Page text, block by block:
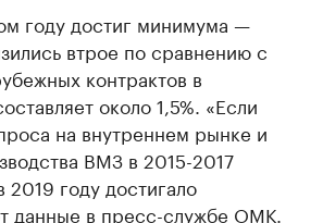
году достиг минимума —
втрое по сравнению с
контрактов в
около 1,5%. «Если
на внутреннем рынке и
ВМЗ в 2015-2017
году достигало
данные в пресс-службе ОМК.